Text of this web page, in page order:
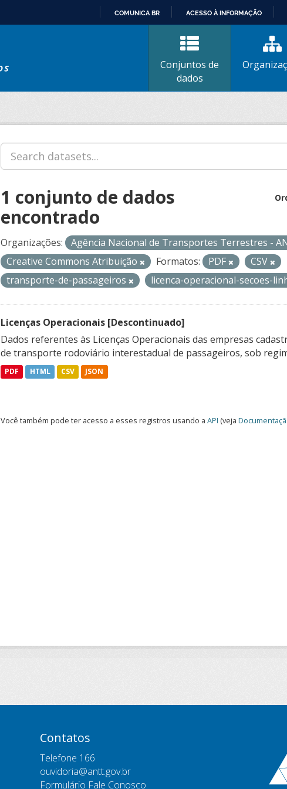
CONTEÚDO
COMUNICA BR ACESSO À INFORMAÇÃO
Conjuntos de
dados
1 conjunto de dados
encontrado
Organizações: Agência Nacional de Transportes Terrestres -
Creative Commons Atribuição
Formatos: PDF CSV
transporte-de-passageiros
licenca-operacional-secoes-
Licenças Operacionais [Descontinuado]
Dados referentes às Licenças Operacionais das empresas
de transporte rodoviário interestadual de passageiros, sob
PDF HTML CSV JSON
Você também pode ter acesso a esses registros usando a API (veja
Contatos
Telefone 166
ouvidoria@antt.gov.br
Formulário Fale Conosco